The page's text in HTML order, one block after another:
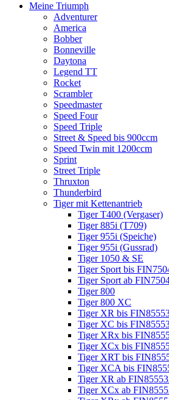
Meine Triumph
Adventurer
America
Bobber
Bonneville
Daytona
Legend TT
Rocket
Scrambler
Speedmaster
Speed Four
Speed Triple
Street & Speed bis 900ccm
Speed Twin mit 1200ccm
Sprint
Street Triple
Thruxton
Thunderbird
Tiger mit Kettenantrieb
Tiger T400 (Vergaser)
Tiger 885i (T709)
Tiger 955i (Speiche)
Tiger 955i (Gussrad)
Tiger 1050 & SE
Tiger Sport bis
Tiger Sport ab
Tiger 800
Tiger 800 XC
Tiger XR bis
Tiger XC bis
Tiger XRx bis
Tiger XCx bis
Tiger XRT bis
Tiger XCA bis
Tiger XR ab
Tiger XCx ab